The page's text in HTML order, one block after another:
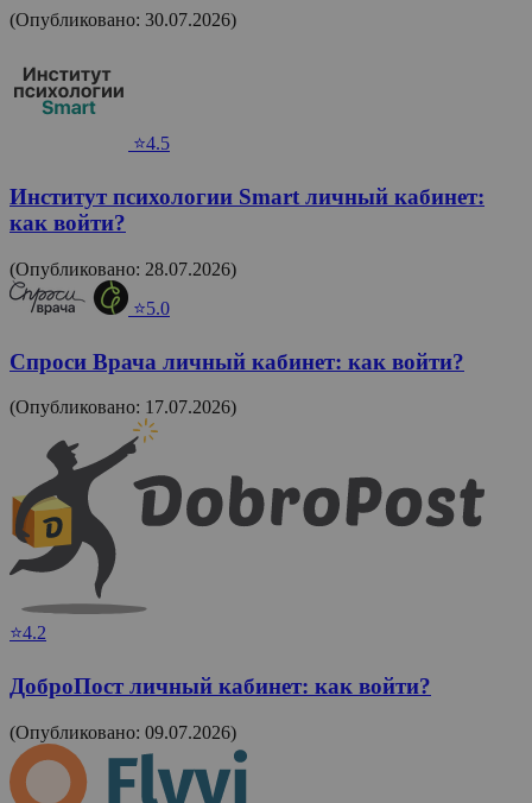
(Опубликовано: 30.07.2026)
⭐4.5
Институт психологии Smart личный кабинет:
как войти?
(Опубликовано: 28.07.2026)
⭐5.0
Спроси Врача личный кабинет: как войти?
(Опубликовано: 17.07.2026)
⭐4.2
ДоброПост личный кабинет: как войти?
(Опубликовано: 09.07.2026)